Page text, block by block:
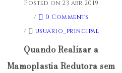
Posted on 23 abr 2019
/
0 Comments
/
usuario_principal
Quando Realizar a
Mamoplastia Redutora sem